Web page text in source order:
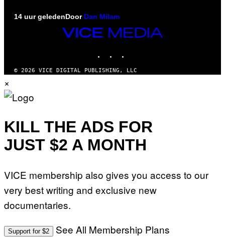
14 uur geledenDoor Dan Milam
VICE
MEDIA
© 2026 VICE DIGITAL PUBLISHING, LLC
×
KILL THE ADS FOR
JUST $2 A MONTH
VICE membership also gives you access to our
very best writing and exclusive new
documentaries.
Support for $2 See All Membership Plans